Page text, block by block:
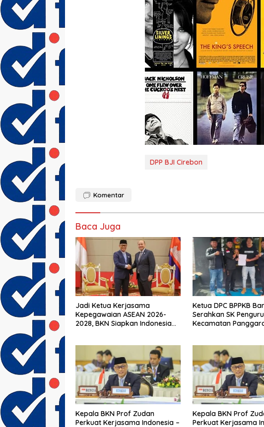
DPP BJI Cirebon
Komentar
Baca Juga
Jadi Ketua Kerjasama
Kepegawaian ASEAN 2026-
2028, BKN Siapkan Indonesia
Ketua DPC BPPKB
Serahkan SK
Kecamatan
Kepala BKN Prof Zudan
Perkuat Kerjasama Indonesia –
Kepala BKN Prof
Perkuat Kerjasama